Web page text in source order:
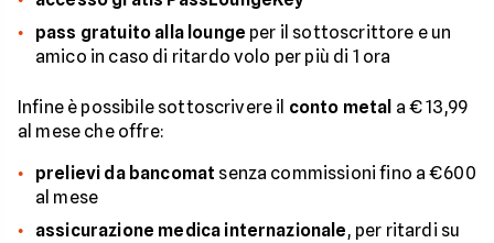
pass gratuito alla lounge per il sottoscrittore e un
amico in caso di ritardo volo per più di 1 ora
Infine è possibile sottoscrivere il conto metal a € 13,99
al mese che offre:
prelievi da bancomat senza commissioni fino a €600
al mese
assicurazione medica internazionale, per ritardi su